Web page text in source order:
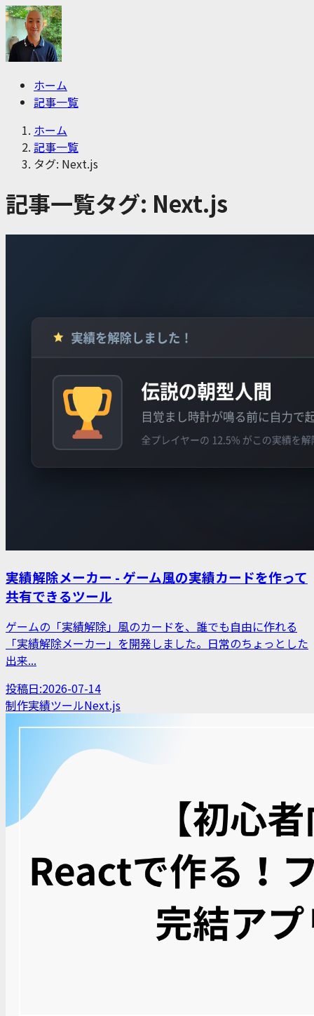
ホーム
記事一覧
ホーム
記事一覧
タグ: Next.js
記事一覧タグ: Next.js
実績解除メーカー - ゲーム風の実績カードを作って
共有できるツール
ゲームの「実績解除」風のカードを、誰でも自由に作れる
「実績解除メーカー」を開発しました。日常のちょっとした
出来...
投稿日:2026-07-14
制作実績ツールNext.js